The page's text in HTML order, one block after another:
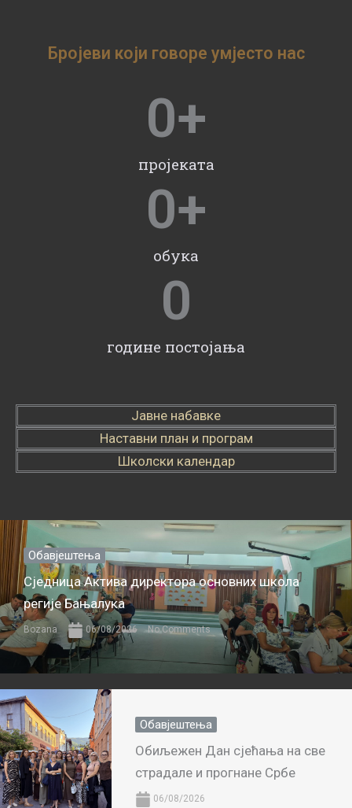
Бројеви који говоре умјесто нас
пројеката
0+
обука
0+
године постојања
0
Јавне набавке
Наставни план и програм
Школски календар
Обавјештења
Сједница Актива директора основних школа
регије Бањалука
Bozana 06/08/2026 No Comments
Обавјештења
Обиљежен Дан сјећања на све
страдале и прогнане Србе
06/08/2026